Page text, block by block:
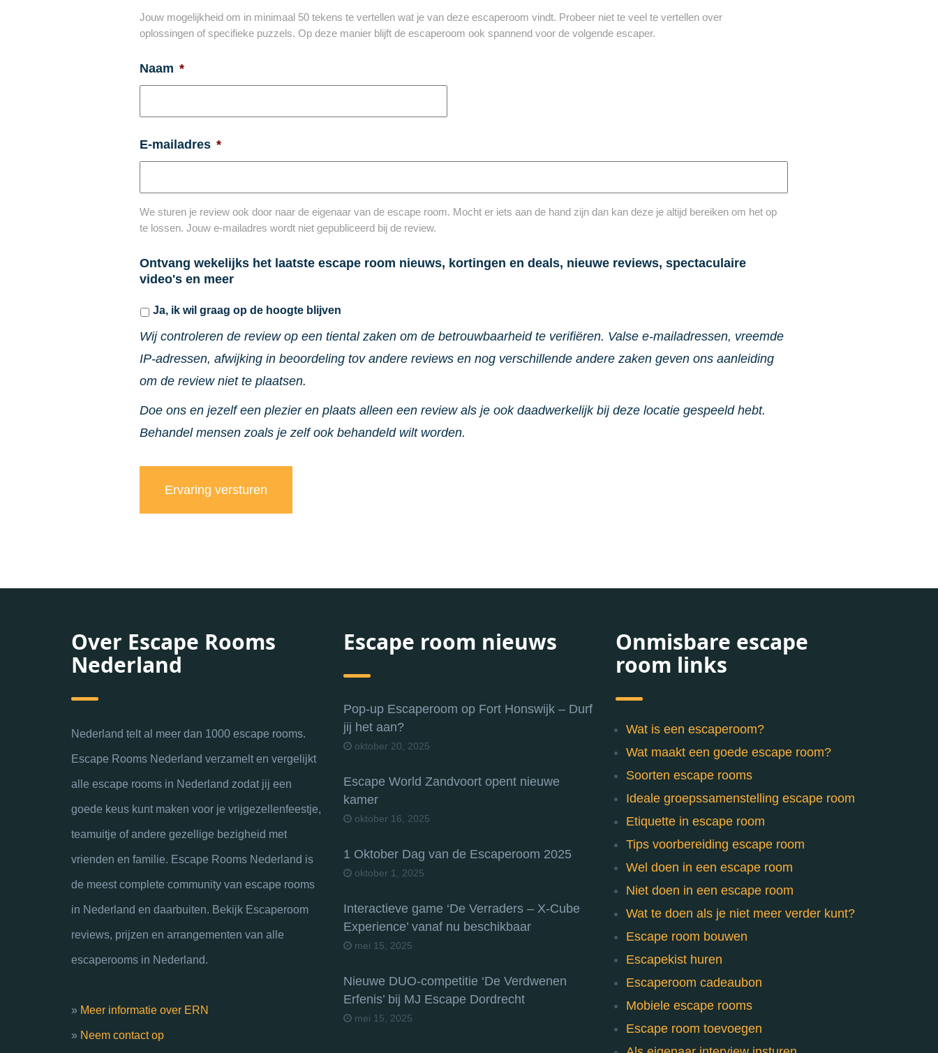
Jouw mogelijkheid om in minimaal 50 tekens te vertellen wat je van deze escaperoom vindt. Probeer niet te veel te vertellen over
oplossingen of specifieke puzzels. Op deze manier blijft de escaperoom ook spannend voor de volgende escaper.
Naam *
E-mailadres *
We sturen je review ook door naar de eigenaar van de escape room. Mocht er iets aan de hand zijn dan kan deze je altijd bereiken om het op
te lossen. Jouw e-mailadres wordt niet gepubliceerd bij de review.
Ontvang wekelijks het laatste escape room nieuws, kortingen en deals, nieuwe reviews, spectaculaire
video's en meer
Ja, ik wil graag op de hoogte blijven
Wij controleren de review op een tiental zaken om de betrouwbaarheid te verifiëren. Valse e-mailadressen, vreemde
IP-adressen, afwijking in beoordeling tov andere reviews en nog verschillende andere zaken geven ons aanleiding
om de review niet te plaatsen.
Doe ons en jezelf een plezier en plaats alleen een review als je ook daadwerkelijk bij deze locatie gespeeld hebt.
Behandel mensen zoals je zelf ook behandeld wilt worden.
Over Escape Rooms
Nederland
Nederland telt al meer dan 1000 escape rooms.
Escape Rooms Nederland verzamelt en vergelijkt
alle escape rooms in Nederland zodat jij een
goede keus kunt maken voor je vrijgezellenfeestje,
teamuitje of andere gezellige bezigheid met
vrienden en familie. Escape Rooms Nederland is
de meest complete community van escape rooms
in Nederland en daarbuiten. Bekijk Escaperoom
reviews, prijzen en arrangementen van alle
escaperooms in Nederland.
» Meer informatie over ERN
» Neem contact op
Escape room nieuws
Pop-up Escaperoom op Fort Honswijk – Durf
jij het aan?
oktober 20, 2025
Escape World Zandvoort opent nieuwe
kamer
oktober 16, 2025
1 Oktober Dag van de Escaperoom 2025
oktober 1, 2025
Interactieve game ‘De Verraders – X-Cube
Experience’ vanaf nu beschikbaar
mei 15, 2025
Nieuwe DUO-competitie ‘De Verdwenen
Erfenis’ bij MJ Escape Dordrecht
mei 15, 2025
Onmisbare escape
room links
Wat is een escaperoom?
Wat maakt een goede escape room?
Soorten escape rooms
Ideale groepssamenstelling escape room
Etiquette in escape room
Tips voorbereiding escape room
Wel doen in een escape room
Niet doen in een escape room
Wat te doen als je niet meer verder kunt?
Escape room bouwen
Escapekist huren
Escaperoom cadeaubon
Mobiele escape rooms
Escape room toevoegen